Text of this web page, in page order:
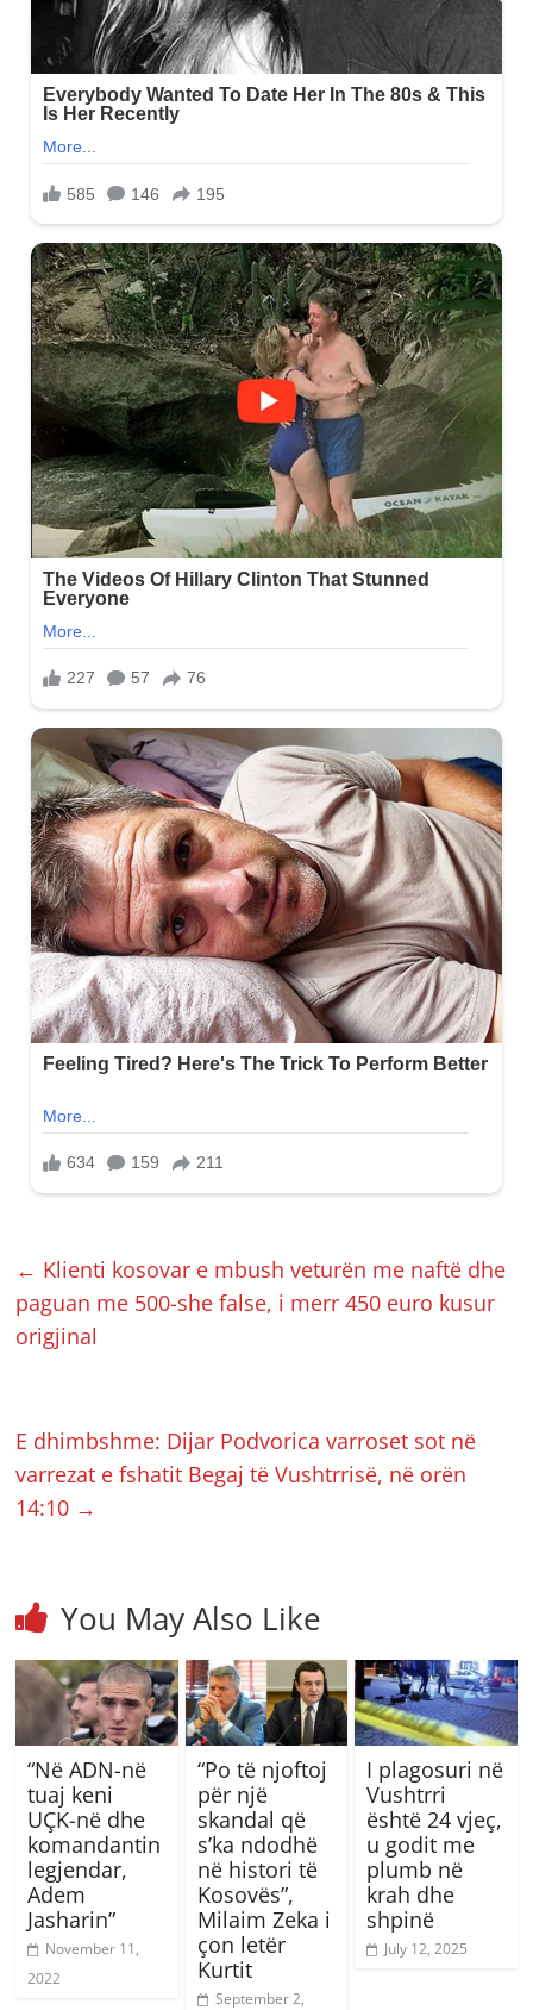
← Klienti kosovar e mbush veturën me naftë dhe
paguan me 500-she false, i merr 450 euro kusur
origjinal
E dhimbshme: Dijar Podvorica varroset sot në
varrezat e fshatit Begaj të Vushtrrisë, në orën
14:10 →
You May Also Like
“Në ADN-në
tuaj keni
UÇK-në dhe
komandantin
legjendar,
Adem
Jasharin”
November 11,
2022
“Po të njoftoj
për një
skandal që
s’ka ndodhë
në histori të
Kosovës”,
Milaim Zeka i
çon letër
Kurtit
September 2,
I plagosuri në
Vushtrri
është 24 vjeç,
u godit me
plumb në
krah dhe
shpinë
July 12, 2025